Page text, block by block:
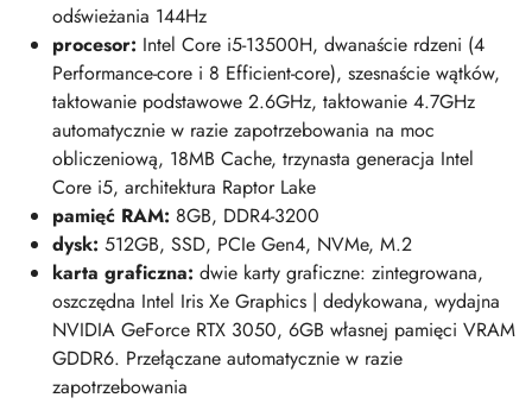
odświeżania 144Hz
procesor: Intel Core i5-13500H, dwanaście rdzeni (4
Performance-core i 8 Efficient-core), szesnaście wątków,
taktowanie podstawowe 2.6GHz, taktowanie 4.7GHz
automatycznie w razie zapotrzebowania na moc
obliczeniową, 18MB Cache, trzynasta generacja Intel
Core i5, architektura Raptor Lake
pamięć RAM: 8GB, DDR4-3200
dysk: 512GB, SSD, PCIe Gen4, NVMe, M.2
karta graficzna: dwie karty graficzne: zintegrowana,
oszczędna Intel Iris Xe Graphics | dedykowana, wydajna
NVIDIA GeForce RTX 3050, 6GB własnej pamięci VRAM
GDDR6. Przełączane automatycznie w razie
zapotrzebowania